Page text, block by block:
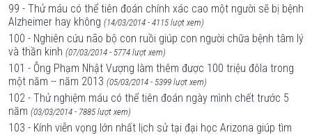
99 - Thử máu có thể tiên đoán chính xác cao một người sẽ bị bệnh
Alzheimer hay không (14/03/2014 - 4115 lượt xem)
100 - Nghiên cứu não bộ con ruồi giúp con người chữa bệnh tâm lý
và thần kinh (07/03/2014 - 5774 lượt xem)
101 - Ông Phạm Nhật Vượng làm thêm được 100 triệu đôla trong
một năm -- năm 2013 (05/03/2014 - 5399 lượt xem)
102 - Thử nghiệm máu có thể tiên đoán ngày mình chết trước 5
năm (03/03/2014 - 7885 lượt xem)
103 - Kính viễn vọng lớn nhất lịch sử tại đại học Arizona giúp tìm